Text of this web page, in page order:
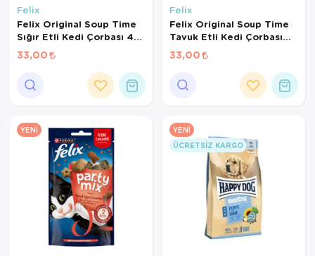
Felix
Felix Original Soup Time
Sığır Etli Kedi Çorbası 48
Gr
33,00
Felix
Felix Original Soup Time
Tavuk Etli Kedi Çorbası
48 Gr
33,00
YENI
YENI
ÜCRETSIZ KARGO